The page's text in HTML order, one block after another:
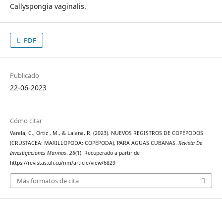
Callyspongia vaginalis.
PDF
Publicado
22-06-2023
Cómo citar
Varela, C., Ortiz , M., & Lalana, R. (2023). NUEVOS REGISTROS DE COPÉPODOS
(CRUSTACEA: MAXILLOPODA: COPEPODA), PARA AGUAS CUBANAS. Revista De
Investigaciones Marinas, 26(1). Recuperado a partir de
https://revistas.uh.cu/rim/article/view/6829
Más formatos de cita